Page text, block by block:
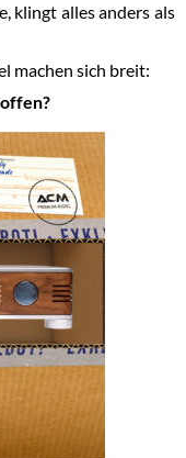
klingt alles anders als
machen sich breit: